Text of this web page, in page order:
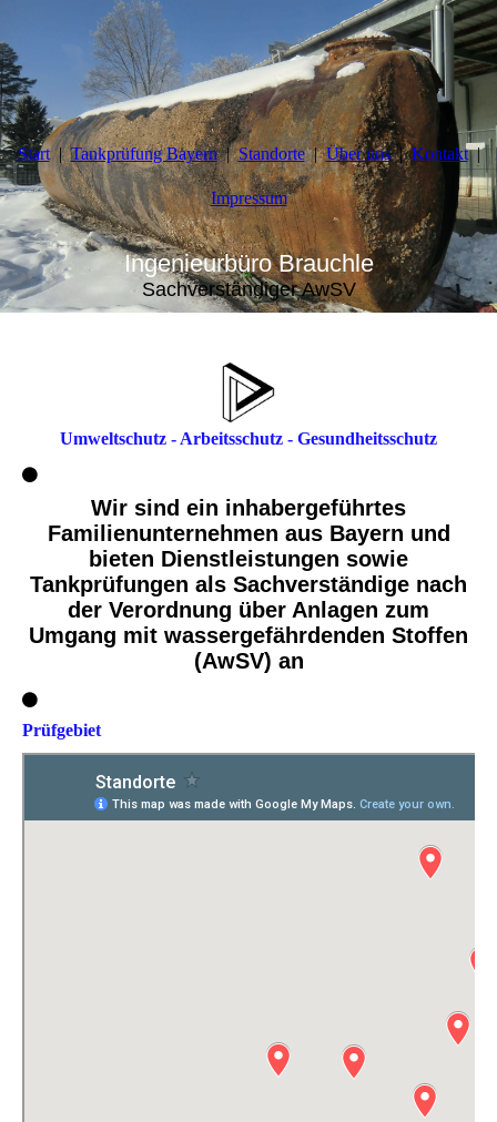
Start Tankprüfung Bayern Standorte Über uns Kontakt
Impressum
Ingenieurbüro Brauchle
Sachverständiger AwSV
Umweltschutz - Arbeitsschutz - Gesundheitsschutz
Wir sind ein inhabergeführtes
Familienunternehmen aus Bayern und
bieten Dienstleistungen sowie
Tankprüfungen als Sachverständige nach
der Verordnung über Anlagen zum
Umgang mit wassergefährdenden Stoffen
(AwSV) an
Prüfgebiet